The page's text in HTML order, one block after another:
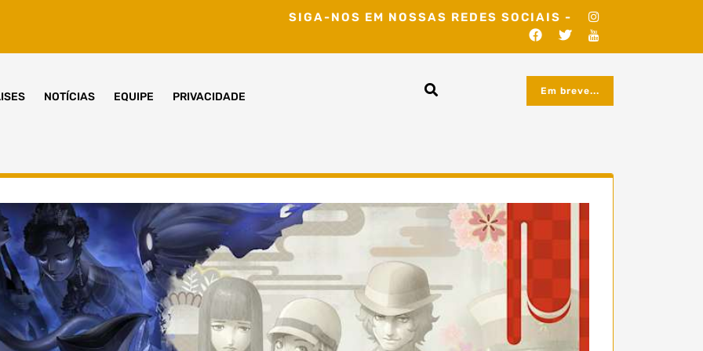
SIGA-NOS EM NOSSAS REDES SOCIAIS -
NOTÍCIAS EQUIPE PRIVACIDADE Em breve...